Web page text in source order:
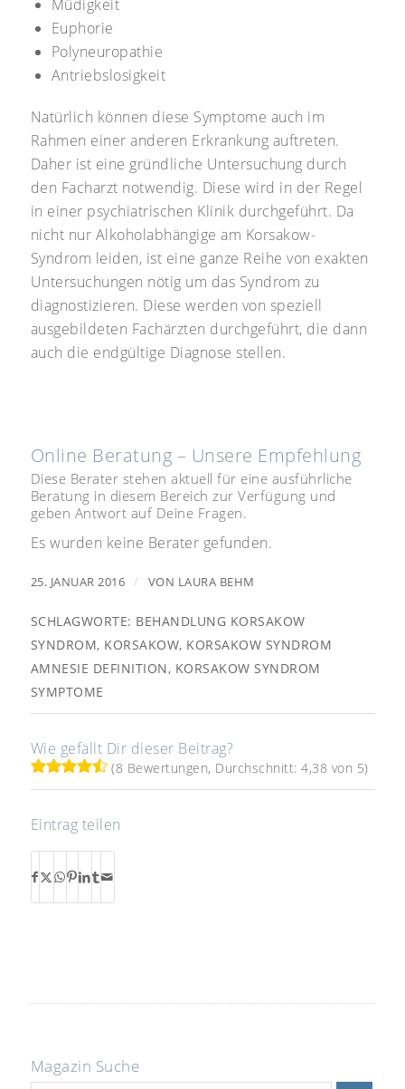
Müdigkeit
Euphorie
Polyneuropathie
Antriebslosigkeit
Natürlich können diese Symptome auch im
Rahmen einer anderen Erkrankung auftreten.
Daher ist eine gründliche Untersuchung durch
den Facharzt notwendig. Diese wird in der Regel
in einer psychiatrischen Klinik durchgeführt. Da
nicht nur Alkoholabhängige am Korsakow-
Syndrom leiden, ist eine ganze Reihe von exakten
Untersuchungen nötig um das Syndrom zu
diagnostizieren. Diese werden von speziell
ausgebildeten Fachärzten durchgeführt, die dann
auch die endgültige Diagnose stellen.
Online Beratung – Unsere Empfehlung
Diese Berater stehen aktuell für eine ausführliche
Beratung in diesem Bereich zur Verfügung und
geben Antwort auf Deine Fragen.
Es wurden keine Berater gefunden.
25. JANUAR 2016 / VON LAURA BEHM
SCHLAGWORTE: BEHANDLUNG KORSAKOW
SYNDROM, KORSAKOW, KORSAKOW SYNDROM
AMNESIE DEFINITION, KORSAKOW SYNDROM
SYMPTOME
Wie gefällt Dir dieser Beitrag?
(8 Bewertungen, Durchschnitt: 4,38 von 5)
Eintrag teilen
Magazin Suche